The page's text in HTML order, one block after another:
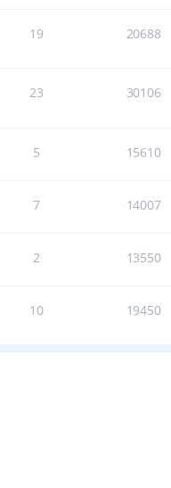
19 20688
23 30106
5 15610
7 14007
2 13550
10 19450